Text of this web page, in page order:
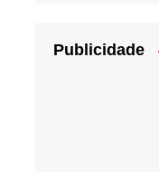
Publicidade